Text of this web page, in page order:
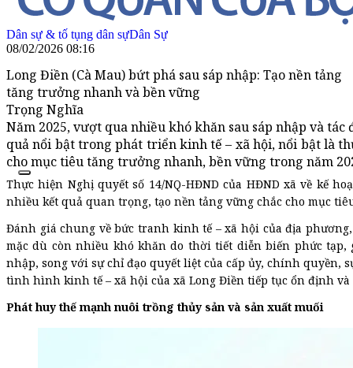
Dân sự & tố tụng dân sựDân Sự
08/02/2026 08:16
Long Điền (Cà Mau) bứt phá sau sáp nhập: Tạo nền tảng
tăng trưởng nhanh và bền vững
Trọng Nghĩa
Năm 2025, vượt qua nhiều khó khăn sau sáp nhập và
quả nổi bật trong phát triển kinh tế – xã hội, nổi bật là
cho mục tiêu tăng trưởng nhanh, bền vững trong năm
Thực hiện Nghị quyết số 14/NQ-HĐND của HĐND xã về kế
nhiều kết quả quan trọng, tạo nền tảng vững chắc cho mục
Đánh giá chung về bức tranh kinh tế – xã hội của địa
mặc dù còn nhiều khó khăn do thời tiết diễn biến phức
nhập, song với sự chỉ đạo quyết liệt của cấp ủy, chính quyền,
tình hình kinh tế – xã hội của xã Long Điền tiếp tục ổn định
Phát huy thế mạnh nuôi trồng thủy sản và sản xuất muối